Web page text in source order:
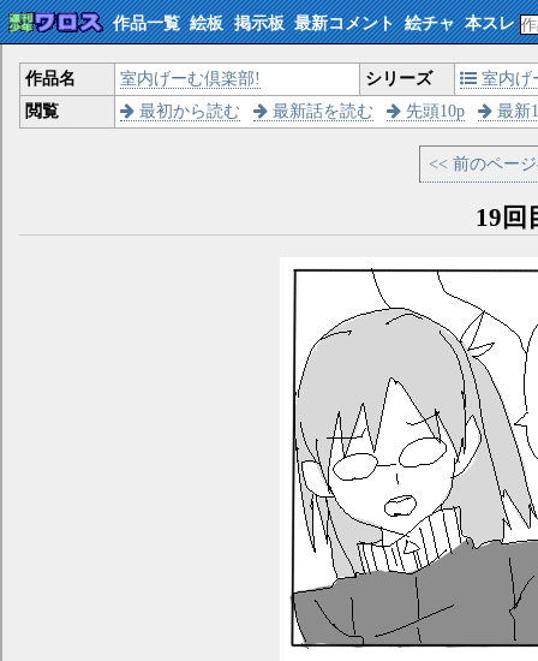
作品一覧 絵板 掲示板 最新コメント 絵チャ 本スレ
作品名 室内げーむ倶楽部! シリーズ
室内げ
閲覧
最初から読む 最新話を読む 先頭10p 最新
<< 前のペー
19回